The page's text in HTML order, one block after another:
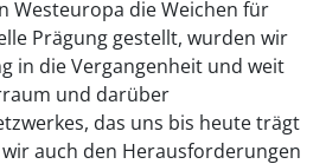
Westeuropa die Weichen für
Prägung gestellt, wurden wir
in die Vergangenheit und weit
und darüber
das uns bis heute trägt
auch den Herausforderungen